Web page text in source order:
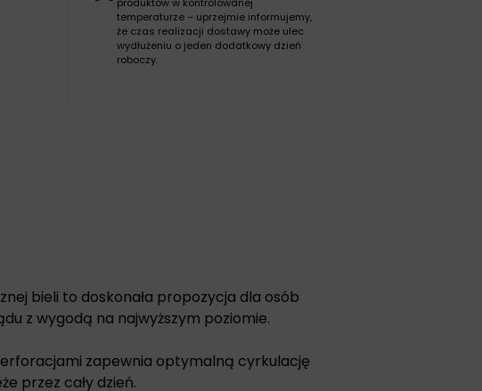
temperaturze – uprzejmie informujemy,
że czas realizacji dostawy może ulec
wydłużeniu o jeden dodatkowy dzień
roboczy.
bieli to doskonała propozycja dla osób
z wygodą na najwyższym poziomie.
zapewnia optymalną cyrkulację
przez cały dzień.